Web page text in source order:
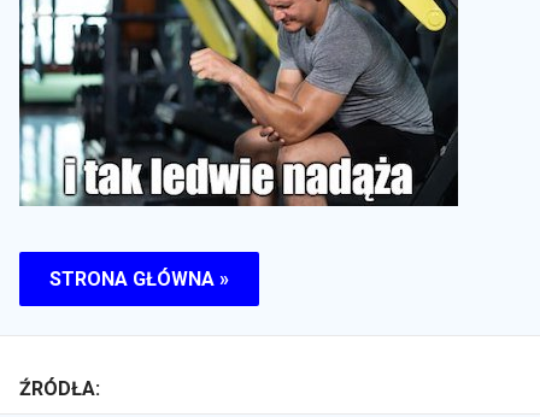
STRONA GŁÓWNA »
ŹRÓDŁA: